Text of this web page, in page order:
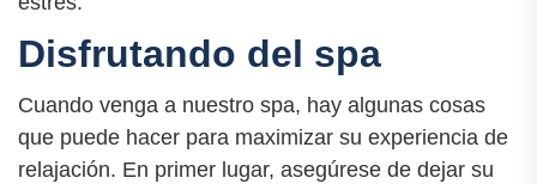
Disfrutando del spa
Cuando venga a nuestro spa, hay algunas cosas
que puede hacer para maximizar su experiencia de
relajación. En primer lugar, asegúrese de dejar su